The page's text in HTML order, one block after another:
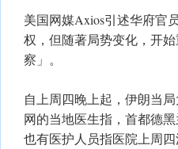
美国网媒Axios引述华府官
权，但随著局势变化，开
察」。
自上周四晚上起，伊朗当
网的当地医生指，首都德
也有医护人员指医院上周